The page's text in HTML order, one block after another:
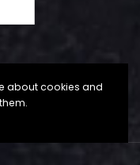
about cookies and